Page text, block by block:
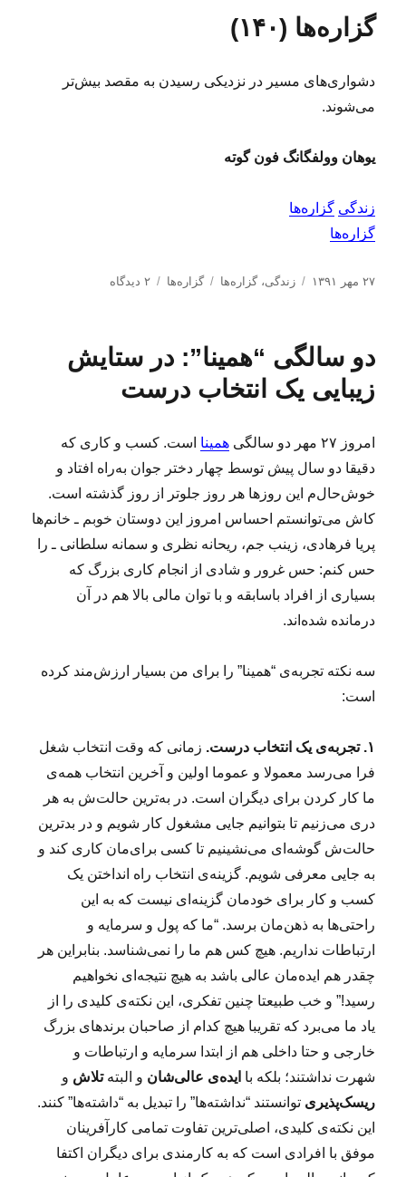
د
ر
ب‌
ل
ی
ک‌
ه
۰
گزاره‌ها (۱۴۰)
دشواری‌های مسیر در نزدیکی رسیدن به مقصد بیش‌تر
می‌شوند.
یوهان وولفگانگ فون گوته
زندگی گزاره‌ها
گزاره‌ها
ا
ل
د
ر
۲۷ مهر ۱۳۹۱
د
ه
ا
زندگی،گزاره‌ها
ب
ب‌
ا
گزاره‌ها ۲ دیدگاه
گ
ه
ا
۴
۰
دو سالگی “همینا”: در ستایش
زیبایی یک انتخاب درست
امروز ۲۷ مهر دو سالگی همینا است. کسب و کاری که
دقیقا دو سال پیش توسط چهار دختر جوان به‌راه افتاد و
خوش‌حال‌م این روزها هر روز جلوتر از روز گذشته است.
کاش می‌توانستم احساس امروز این دوستان خوبم ـ خانم‌ها
پریا فرهادی، زینب جم، ریحانه نظری و سمانه سلطانی ـ را
حس کنم: حس غرور و شادی از انجام کاری بزرگ که
بسیاری از افراد باسابقه و با توان مالی بالا هم در آن
درمانده شده‌اند.
سه نکته تجربه‌ی “همینا” را برای من بسیار ارزش‌مند کرده
است:
۱. تجربه‌ی یک انتخاب درست.
زمانی که وقت انتخاب شغل
فرا می‌رسد معمولا و عموما اولین و آخرین انتخاب همه‌ی
ما کار کردن برای دیگران است. در به‌ترین حالت‌ش به هر
دری می‌زنیم تا بتوانیم جایی مشغول کار شویم و در بدترین
حالت‌ش گوشه‌ای می‌نشینیم تا کسی برای‌مان کاری کند و
به جایی معرفی شویم. گزینه‌ی انتخاب راه انداختن یک
کسب و کار برای خودمان گزینه‌ای نیست که به این
راحتی‌ها به ذهن‌مان برسد. “ما که پول و سرمایه و
ارتباطات نداریم. هیچ کس هم ما را نمی‌شناسد. بنابراین هر
چقدر هم ایده‌مان عالی باشد به هیچ نتیجه‌ای نخواهیم
رسید!” و خب طبیعتا چنین تفکری، این نکته‌ی کلیدی را از
یاد ما می‌برد که تقریبا هیچ کدام از صاحبان برندهای بزرگ
خارجی و حتا داخلی هم از ابتدا سرمایه و ارتباطات و
شهرت نداشتند؛ بلکه با ایده‌ی عالی‌شان و البتهتلاش و
ریسک‌پذیری‌ توانستند “نداشته‌ها” را تبدیل به “داشته‌ها” کنند.
این نکته‌ی کلیدی، اصلی‌ترین تفاوت تمامی کارآفرینان
موفق با افرادی است که به کارمندی برای دیگران اکتفا